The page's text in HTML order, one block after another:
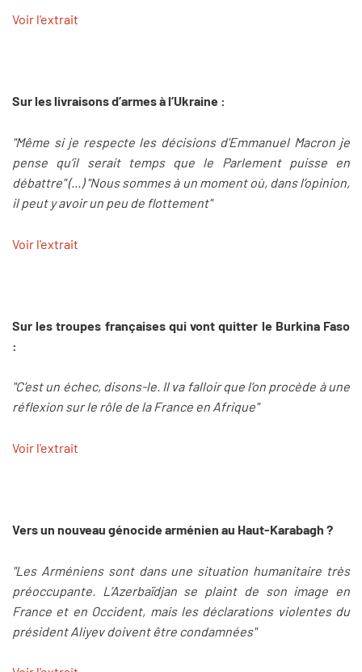
Voir l'extrait
Sur les livraisons d’armes à l’Ukraine :
"Même si je respecte les décisions d'Emmanuel Macron je
pense qu’il serait temps que le Parlement puisse en
débattre" (...) "Nous sommes à un moment où, dans l’opinion,
il peut y avoir un peu de flottement"
Voir l'extrait
Sur les troupes françaises qui vont quitter le Burkina Faso
:
"C’est un échec, disons-le. Il va falloir que l’on procède à une
réflexion sur le rôle de la France en Afrique"
Voir l'extrait
Vers un nouveau génocide arménien au Haut-Karabagh ?
"Les Arméniens sont dans une situation humanitaire très
préoccupante. L’Azerbaïdjan se plaint de son image en
France et en Occident, mais les déclarations violentes du
président Aliyev doivent être condamnées"